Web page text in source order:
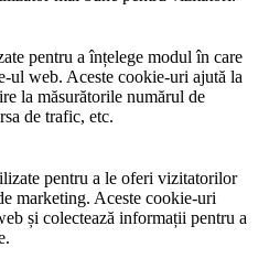
pentru a înțelege modul în care
ul web. Aceste cookie-uri ajută la
la măsurătorile numărul de
de trafic, etc.
pentru a le oferi vizitatorilor
marketing. Aceste cookie-uri
și colectează informații pentru a